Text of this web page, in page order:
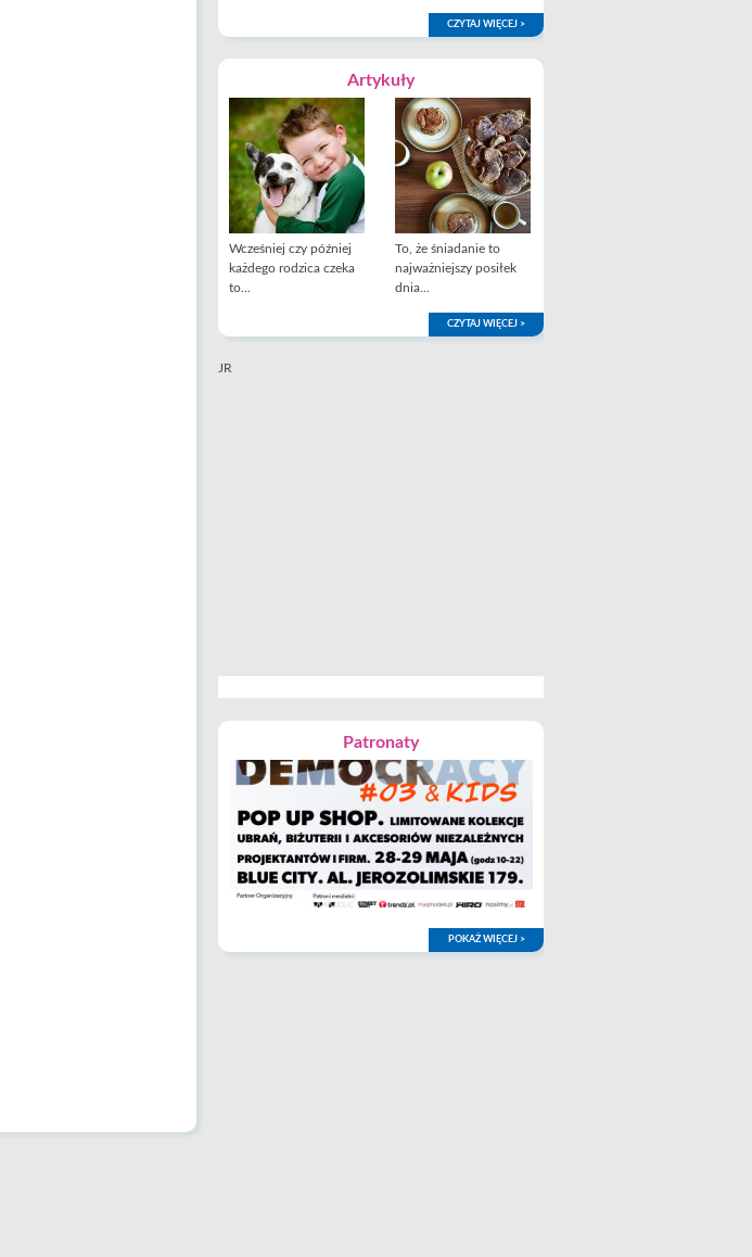
CZYTAJ WIĘCEJ >
Artykuły
Wcześniej czy później
każdego rodzica czeka
to...
To, że śniadanie to
najważniejszy posiłek
dnia...
CZYTAJ WIĘCEJ >
JR
Patronaty
POKAŻ WIĘCEJ >